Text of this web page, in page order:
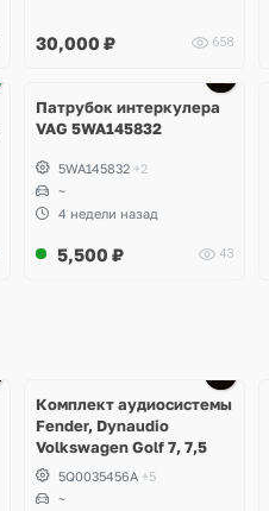
30,000 ₽ 658
Патрубок интеркулера
VAG 5WA145832
5WA145832 +2
~
4 недели назад
5,500 ₽ 43
Комплект аудиосистемы
Fender, Dynaudio
Volkswagen Golf 7, 7,5
5Q0035456A +5
~